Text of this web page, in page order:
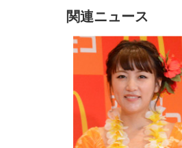
[EdoErgo] オフィスチェア 椅
子 テレワーク 疲れない 跳ね
上げ式アームレスト コンパク
ト 約105度ロッキング pc 事務
椅子 360度回転 座面昇降 強化
ナイロン樹脂ベース 通気性メ
ッシュ 在宅ワーク H-
WY01(黒網+黒枠+黒足)
￥5,699
ムモニター | FlexScan
EV3240X-WT | 31.5型4K
UHD・USB Type-C・ホワイ
ト￥105,595
Amazonベーシック ペットシ
ーツ 薄型 レギュラー 1回使い
捨て 無香料 ホワイト 300枚
￥3,373
関連ニュース